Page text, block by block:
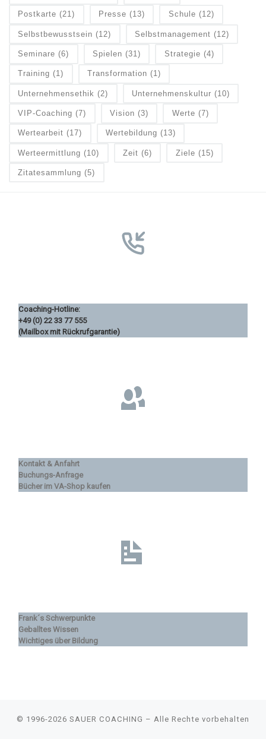
Postkarte (21) Presse (13) Schule (12)
Selbstbewusstsein (12) Selbstmanagement (12)
Seminare (6) Spielen (31) Strategie (4)
Training (1) Transformation (1)
Unternehmensethik (2) Unternehmenskultur (10)
VIP-Coaching (7) Vision (3) Werte (7)
Wertearbeit (17) Wertebildung (13)
Werteermittlung (10) Zeit (6) Ziele (15)
Zitatesammlung (5)
Coaching-Hotline:
+49 (0) 22 33 77 555
(Mailbox mit Rückrufgarantie)
Kontakt & Anfahrt
Buchungs-Anfrage
Bücher im VA-Shop kaufen
Frank´s Schwerpunkte
Geballtes Wissen
Wichtiges über Bildung
© 1996-2026 SAUER COACHING – Alle Rechte vorbehalten